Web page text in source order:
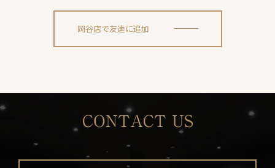
岡谷店で友達に追加
CONTACT US